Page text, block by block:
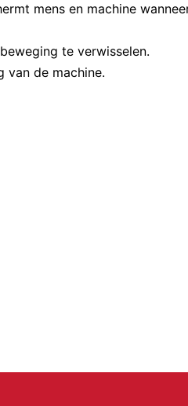
mens en machine
te verwisselen.
van de machine.